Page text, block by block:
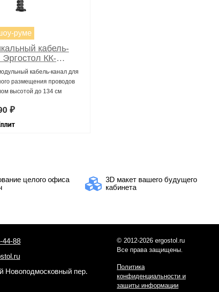
руме
кабель-
Эргостол КК-
кабель-канал для
размещения проводов
высотой до 134 см
₽
целого офиса
3D макет вашего будущего
кабинета
44-88
Новоподмосковный пер.
© 2012-2026 ergostol.ru
Все права защищены.
Политика
конфиденциальности и
защиты информации